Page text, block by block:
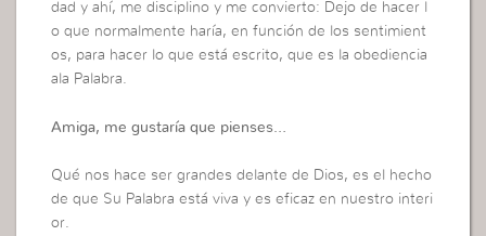
dad y ahí, me disciplino y me convierto: Dejo de hacer l
o que normalmente haría, en función de los sentimient
os, para hacer lo que está escrito, que es la obediencia
ala Palabra.
Amiga, me gustaría que pienses…
Qué nos hace ser grandes delante de Dios, es el hecho
de que Su Palabra está viva y es eficaz en nuestro interi
or.